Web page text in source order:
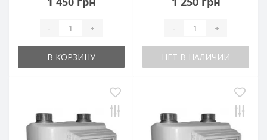
- +
В КОРЗИНУ
- +
НЕТ В НАЛИЧИИ